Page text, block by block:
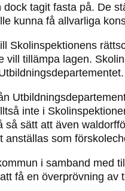
tagit fasta på. De
kunna få allvarliga
Skolinspektionens
vill tillämpa lagen.
inte i
sätt att även
som
i samband med
få en överprövning av